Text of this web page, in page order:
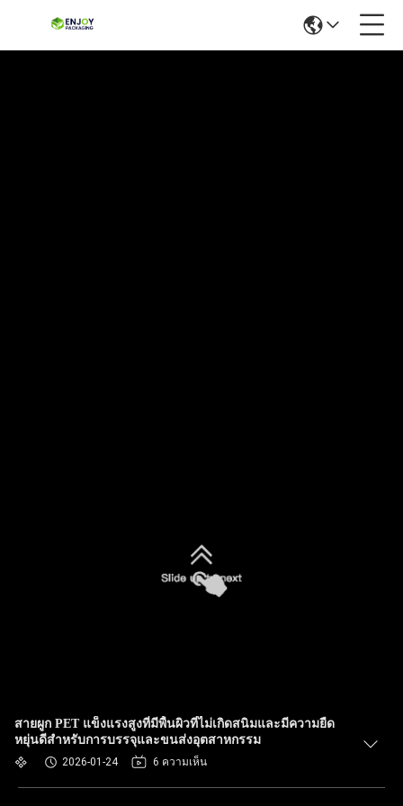
สายผูก PET แข็งแรงสูงที่มีพื้นผิวที่ไม่เกิดสนิมและมีความยืด
หยุ่นดีสําหรับการบรรจุและขนส่งอุตสาหกรรม
2026-01-24 6 ความเห็น